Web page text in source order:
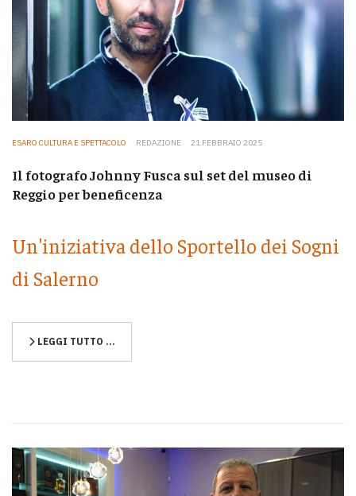
ESARO CULTURA E SPETTACOLO REDAZIONE 21 FEBBRAIO 2025
Il fotografo Johnny Fusca sul set del museo di
Reggio per beneficenza
Un'iniziativa dello Sportello dei Sogni
di Salerno
LEGGI TUTTO …